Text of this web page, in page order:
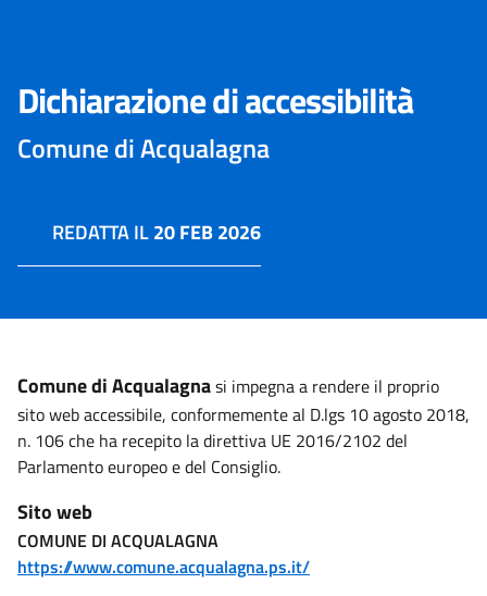
Dichiarazione di accessibilità
Comune di Acqualagna
REDATTA IL20 FEB 2026
Comune di Acqualagnasi impegna a rendere il proprio
sito web accessibile, conformemente al D.lgs 10 agosto 2018,
n. 106 che ha recepito la direttiva UE 2016/2102 del
Parlamento europeo e del Consiglio.
Sito web
COMUNE DI ACQUALAGNA
https://www.comune.acqualagna.ps.it/